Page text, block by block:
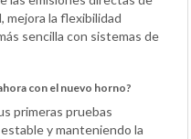
mejora la flexibilidad
sencilla con sistemas de
con el nuevo horno?
primeras pruebas
y manteniendo la